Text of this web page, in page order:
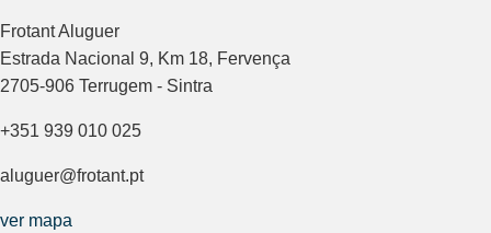
Frotant Aluguer
Estrada Nacional 9, Km 18, Fervença
2705-906 Terrugem - Sintra
+351 939 010 025
aluguer@frotant.pt
ver mapa